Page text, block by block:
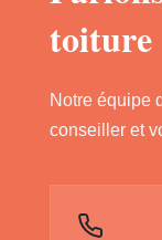
toiture
Notre équipe
conseiller et